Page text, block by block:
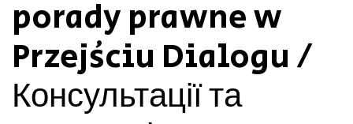
porady prawne w
Przejściu Dialogu /
Консультації та